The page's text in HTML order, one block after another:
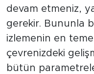
devam etmeniz,
gerekir. Bununla
izlemenin en
çevrenizdeki
bütün